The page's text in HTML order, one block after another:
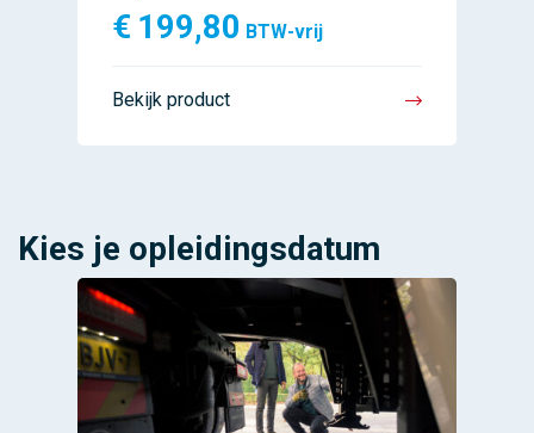
€ 199,80 BTW-vrij
Bekijk product
Kies je opleidingsdatum